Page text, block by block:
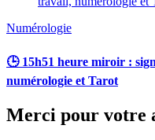
Numérologie
🕒 15h51 heure miroir :
numérologie et Tarot
Merci pour votre